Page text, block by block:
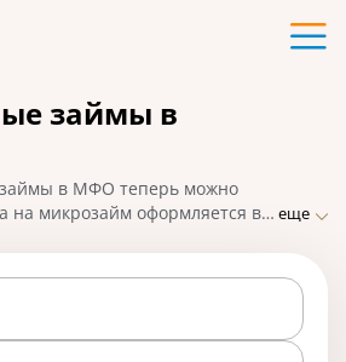
займы в
займы в МФО теперь можно
на микрозайм оформляется в
в Дербенте, где деньги
и по низкой процентной
вам доступно 23 предложения
еще